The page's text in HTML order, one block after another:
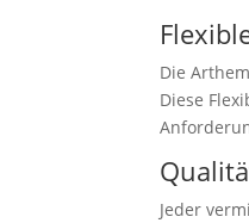
Die
Diese
Jeder